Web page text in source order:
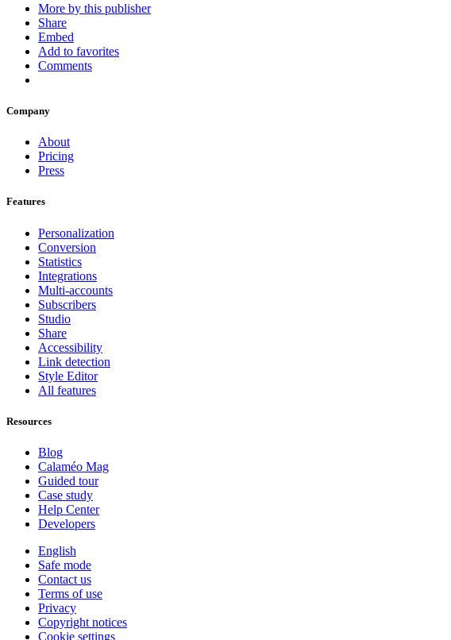
More by this publisher
Share
Embed
Add to favorites
Comments
Company
About
Pricing
Press
Features
Personalization
Conversion
Statistics
Integrations
Multi-accounts
Subscribers
Studio
Share
Accessibility
Link detection
Style Editor
All features
Resources
Blog
Calaméo Mag
Guided tour
Case study
Help Center
Developers
English
Safe mode
Contact us
Terms of use
Privacy
Copyright notices
Cookie settings